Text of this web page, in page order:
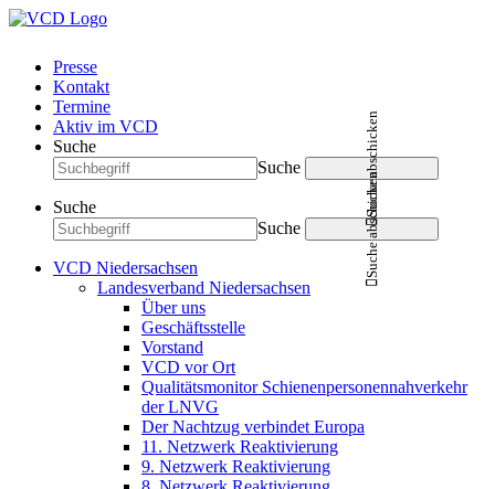
Presse
Kontakt
Termine
Aktiv im VCD
Suche
Suche
Suche abschicken
Suche
Suche
Suche abschicken
VCD Niedersachsen
Landesverband Niedersachsen
Über uns
Geschäftsstelle
Vorstand
VCD vor Ort
Qualitätsmonitor Schienenpersonennahverkehr
der LNVG
Der Nachtzug verbindet Europa
11. Netzwerk Reaktivierung
9. Netzwerk Reaktivierung